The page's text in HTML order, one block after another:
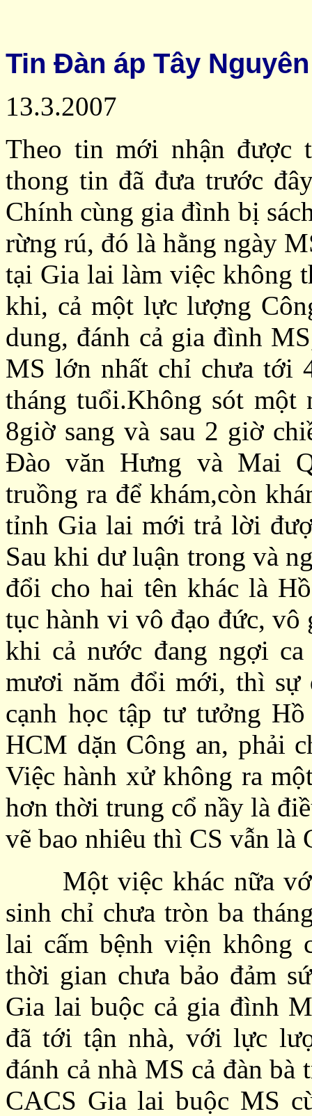
Tin Đàn áp Tây Nguyên
13.3.2007
Theo tin mới nhận được
thong tin đã đưa trước
Chính cùng gia đình bị
rừng rú, đó là hằng ngày
tại Gia lai làm việc không
khi, cả một lực lượng
dung, đánh cả gia đình
MS lớn nhất chỉ chưa tới
tháng tuổi.Không sót một
8giờ sang và sau 2 giờ
Đào văn Hưng và Mai
truồng ra để khám,còn
tỉnh Gia lai mới trả lời
Sau khi dư luận trong và
đổi cho hai tên khác là
tục hành vi vô đạo đức, vô
khi cả nước đang ngợi
mươi năm đổi mới, thì sự
cạnh học tập tư tưởng
HCM dặn Công an, phải
Việc hành xử không ra
hơn thời trung cổ nầy là
vẽ bao nhiêu thì CS vẫn là
Một việc khác nữa với
sinh chỉ chưa tròn ba
lai cấm bệnh viện không
thời gian chưa bảo đảm
Gia lai buộc cả gia đình
đã tới tận nhà, với lực
đánh cả nhà MS cả đàn
CACS Gia lai buộc MS